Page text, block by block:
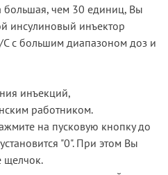
чем 30 единиц, Вы
инсулиновый инъектор
с большим диапазоном доз и
инъекций,
работником.
на пусковую кнопку до
"0". При этом Вы
щелчок.